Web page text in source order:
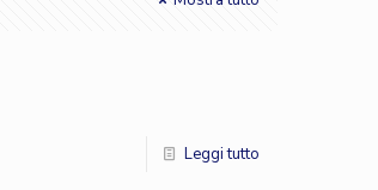
Leggi tutto